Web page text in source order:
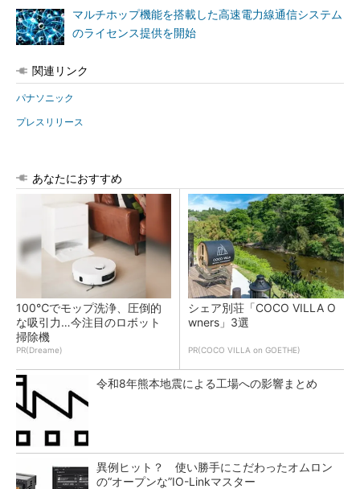
マルチホップ機能を搭載した高速電力線通信システム
のライセンス提供を開始
関連リンク
パナソニック
プレスリリース
あなたにおすすめ
100℃でモップ洗浄、圧倒的
な吸引力…今注目のロボット
掃除機
PR(Dreame)
シェア別荘「COCO VILLA O
wners」3選
PR(COCO VILLA on GOETHE)
令和8年熊本地震による工場への影響まとめ
異例ヒット？ 使い勝手にこだわったオムロン
の“オープンな”IO-Linkマスター